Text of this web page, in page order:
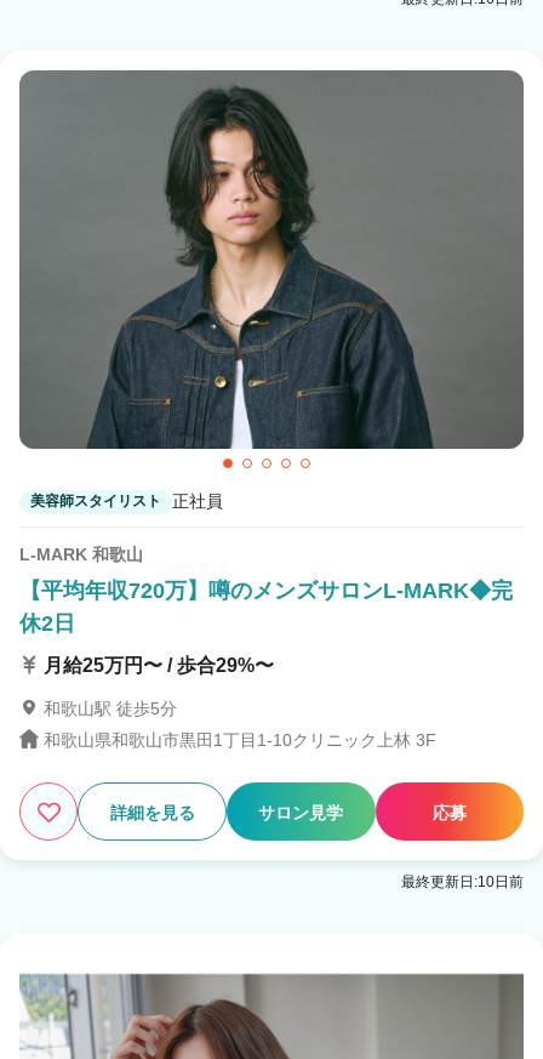
美容師スタイリスト 正社員
L-MARK 和歌山
【平均年収720万】噂のメンズサロンL-MARK◆完
休2日
月給25万円〜 / 歩合29%〜
和歌山駅 徒歩5分
和歌山県和歌山市黒田1丁目1-10クリニック上林 3F
詳細を見る サロン見学 応募
最終更新日:10日前